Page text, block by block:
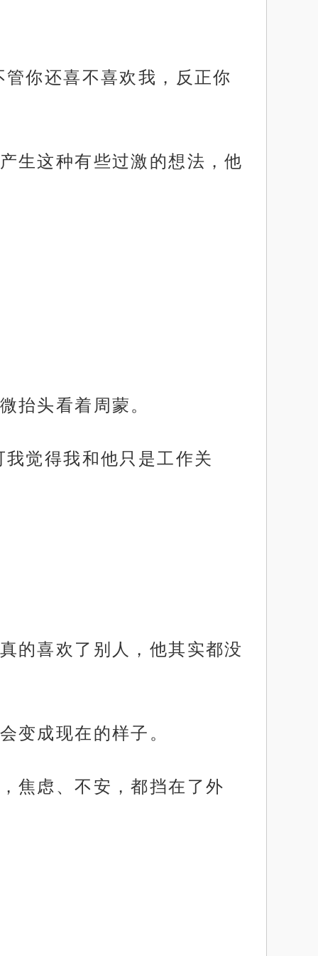
你还喜不喜欢我，反正你
生这种有些过激的想法，他
抬头看着周蒙。
觉得我和他只是工作关
的喜欢了别人，他其实都没
变成现在的样子。
焦虑、不安，都挡在了外